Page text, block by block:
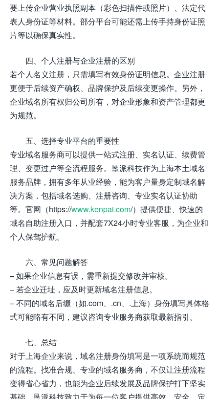
要上传企业营业执照副本（彩色扫描件或照片）、法定代
表人身份证等材料。部分平台可能还需上传手持身份证照
片等以确保真实性。
四、个人注册与企业注册的区别
若个人名义注册，只需填写有效身份证明信息。企业注册
更便于后续资产确权、品牌保护及后续变更操作。另外，
企业域名所有权归公司所有，对企业形象和资产管理都更
为规范。
五、选择专业平台的重要性
专业域名服务商可以提供一站式注册、实名认证、续费管
理、变更过户等全流程服务。垦派科技作为上海本土域名
服务品牌，拥有多年从业经验，能为客户量身定制域名解
决方案，包括域名选购、注册咨询、专业实名认证协助
等。官网（https://www.kenpai.com/）提供便捷、快速的
域名自助注册入口，并配套7X24小时专业客服，为企业和
个人保驾护航。
六、常见问题解答
– 如果企业信息有误，需重新提交修改并审核。
– 若企业迁址，应及时更新域名注册信息。
– 不同的域名后缀（如.com、.cn、.上海）身份填写具体格
式可能略有不同，建议咨询专业服务商获取最新指引。
七、总结
对于上海企业来说，域名注册身份填写是一项系统而规范
的流程。找准合规、专业的域名服务商，不仅让注册流程
变得省心省力，也能为企业后续发展及品牌保护打下坚实